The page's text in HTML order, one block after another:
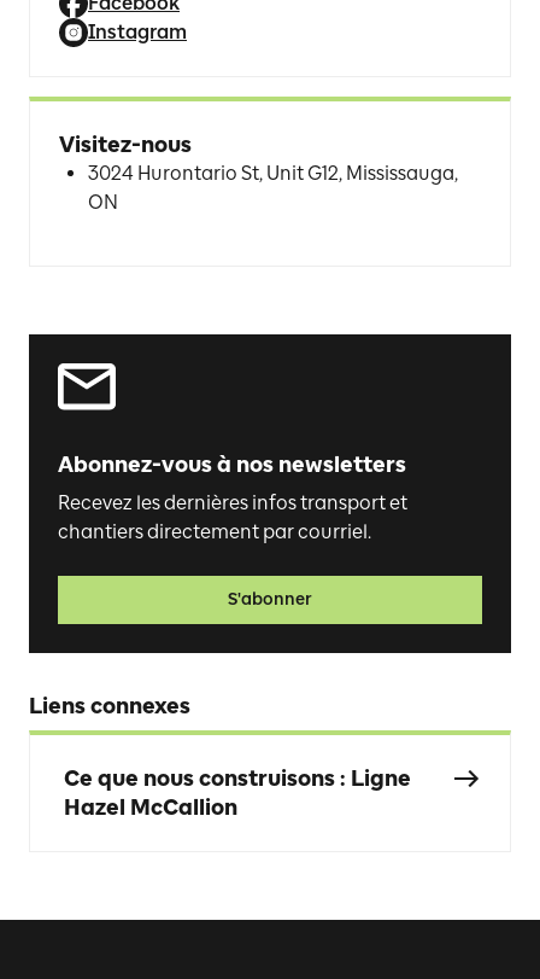
Instagram
Visitez-nous
3024 Hurontario St, Unit G12, Mississauga,
ON
Abonnez-vous à nos newsletters
Recevez les dernières infos transport et
chantiers directement par courriel.
S'abonner
Liens connexes
Ce que nous construisons : Ligne
Hazel McCallion